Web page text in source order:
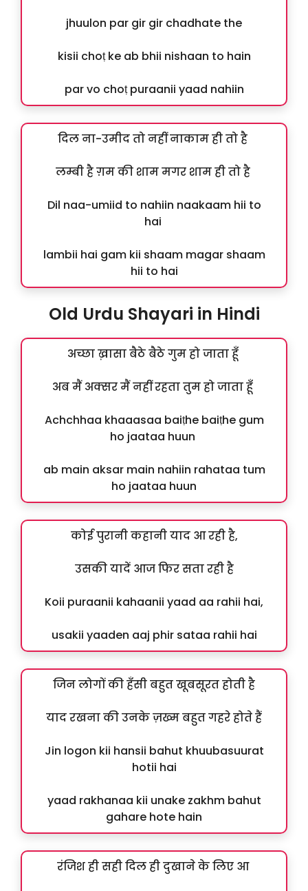
jhuulon par gir gir chadhate the
kisii choṭ ke ab bhii nishaan to hain
par vo choṭ puraanii yaad nahiin
दिल ना-उमीद तो नहीं नाकाम ही तो है
लम्बी है ग़म की शाम मगर शाम ही तो है
Dil naa-umiid to nahiin naakaam hii to
hai
lambii hai gam kii shaam magar shaam
hii to hai
Old Urdu Shayari in Hindi
अच्छा ख़ासा बैठे बैठे गुम हो जाता हूँ
अब मैं अक्सर मैं नहीं रहता तुम हो जाता हूँ
Achchhaa khaaasaa baiṭhe baiṭhe gum
ho jaataa huun
ab main aksar main nahiin rahataa tum
ho jaataa huun
कोई पुरानी कहानी याद आ रही है,
उसकी यादें आज फिर सता रही है
Koii puraanii kahaanii yaad aa rahii hai,
usakii yaaden aaj phir sataa rahii hai
जिन लोगों की हँसी बहुत खूबसूरत होती है
याद रखना की उनके ज़ख्म बहुत गहरे होते हैं
Jin logon kii hansii bahut khuubasuurat
hotii hai
yaad rakhanaa kii unake zakhm bahut
gahare hote hain
रंजिश ही सही दिल ही दुखाने के लिए आ